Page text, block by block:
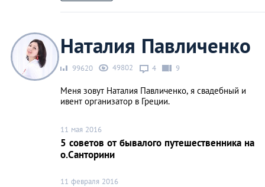
Наталия Павличенко
99620 49802 4 9
Меня зовут Наталия Павличенко, я свадебный и
ивент организатор в Греции.
11 мая 2016
5 советов от бывалого путешественника на
о.Санторини
11 февраля 2016